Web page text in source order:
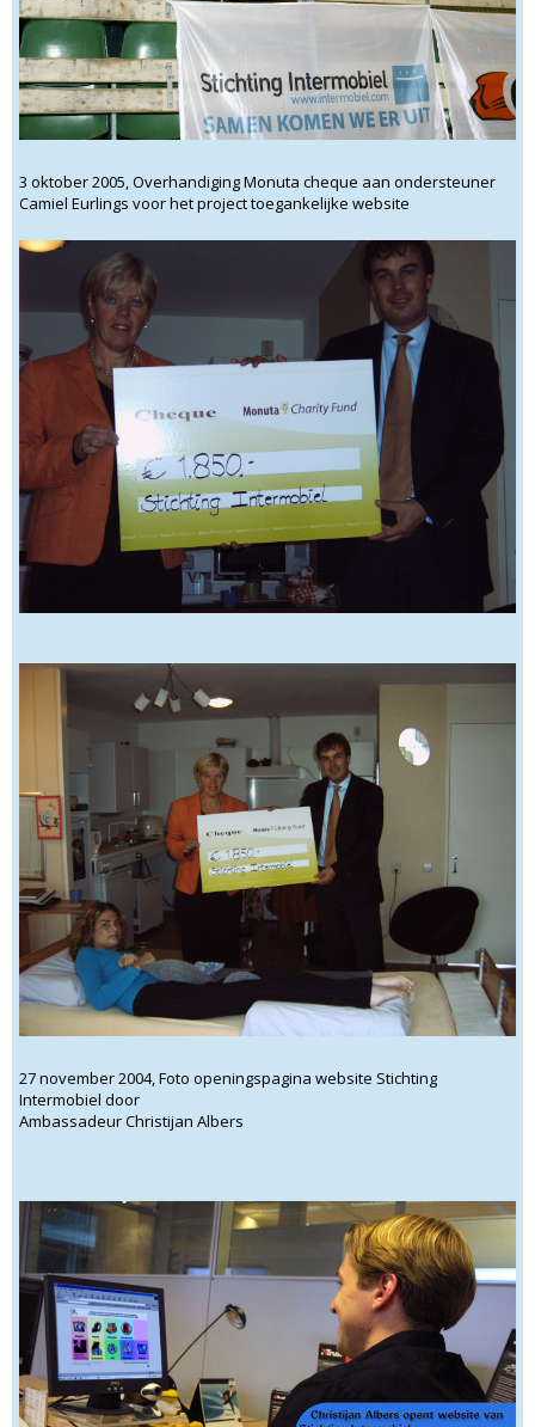
3 oktober 2005, Overhandiging Monuta cheque aan ondersteuner
Camiel Eurlings voor het project toegankelijke website
27 november 2004, Foto openingspagina website Stichting
Intermobiel door
Ambassadeur Christijan Albers